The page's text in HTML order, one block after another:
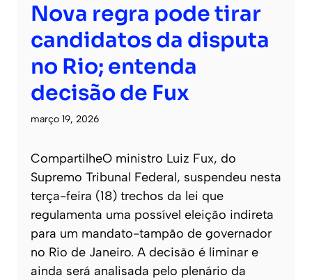
Nova regra pode tirar
candidatos da disputa
no Rio; entenda
decisão de Fux
março 19, 2026
CompartilheO ministro Luiz Fux, do
Supremo Tribunal Federal, suspendeu nesta
terça-feira (18) trechos da lei que
regulamenta uma possível eleição indireta
para um mandato-tampão de governador
no Rio de Janeiro. A decisão é liminar e
ainda será analisada pelo plenário da